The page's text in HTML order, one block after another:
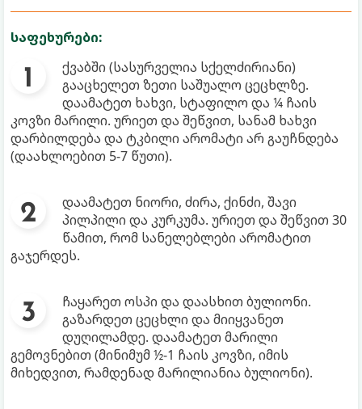
საფეხურები:
ქვაბში (სასურველია სქელძირიანი)
გააცხელეთ ზეთი საშუალო ცეცხლზე.
დაამატეთ ხახვი, სტაფილო და ¼ ჩაის
კოვზი მარილი. ურიეთ და შეწვით, სანამ ხახვი
დარბილდება და ტკბილი არომატი არ გაუჩნდება
(დაახლოებით 5-7 წუთი).
დაამატეთ ნიორი, ძირა, ქინძი, შავი
პილპილი და კურკუმა. ურიეთ და შეწვით 30
წამით, რომ სანელებლები არომატით
გაჯერდეს.
ჩაყარეთ ოსპი და დაასხით ბულიონი.
გაზარდეთ ცეცხლი და მიიყვანეთ
დუღილამდე. დაამატეთ მარილი
გემოვნებით (მინიმუმ ½-1 ჩაის კოვზი, იმის
მიხედვით, რამდენად მარილიანია ბულიონი).